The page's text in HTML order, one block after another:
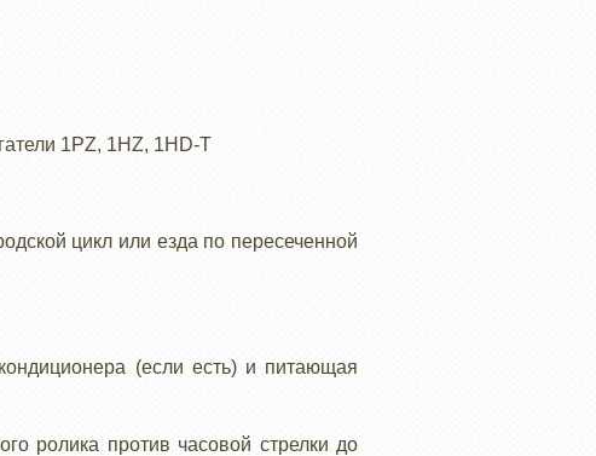
1PZ, 1HZ, 1HD-T
цикл или езда по пересеченной
(если есть) и питающая
ролика против часовой стрелки до